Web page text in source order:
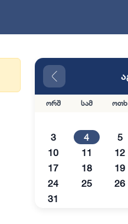
ორშ სამ ოთხ
3
4 5
10
11 12
17
18 19
24
25 26
31